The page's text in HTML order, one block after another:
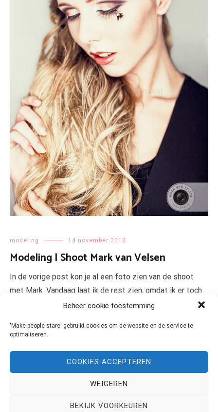
Beheer cookie toestemming
'Make people stare' gebruikt cookies om de website en de service te
optimaliseren.
COOKIES ACCEPTEREN
WEIGEREN
BEKIJK VOORKEUREN
modeling 14 november 2013
Modeling | Shoot Mark van Velsen
In de vorige post kon je al een foto zien van de shoot
met Mark. Vandaag laat ik de rest zien, omdat ik er toch
wel heel blij mee ben!
Het is een hele andere stijl dan
laatste twee het mooiste. Wat vinden jullie? Wil je op […]